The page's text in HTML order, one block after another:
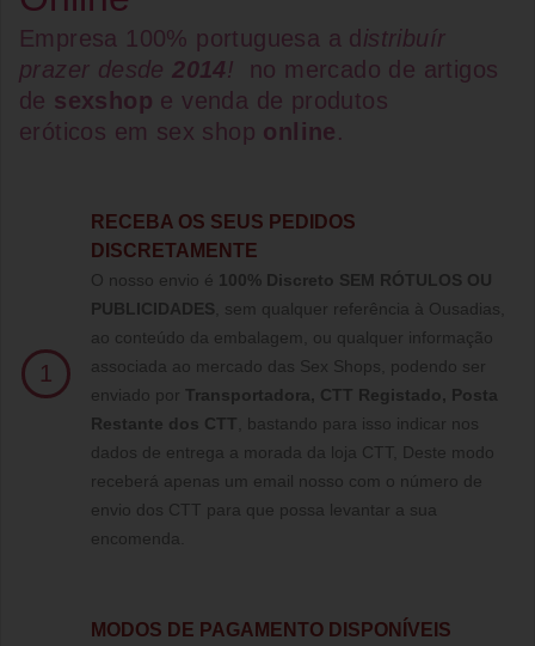
Empresa 100% portuguesa a d istribuír
prazer desde2014!
no mercado de artigos
de sexshop e venda de produtos
eróticos em sex shop online.
1
RECEBA OS SEUS PEDIDOS
DISCRETAMENTE
O nosso envio é 100% Discreto SEM RÓTULOS OU
PUBLICIDADES , sem qualquer referência à Ousadias,
ao conteúdo da embalagem, ou qualquer informação
associada ao mercado das Sex Shops, podendo ser
enviado por Transportadora, CTT Registado, Posta
Restante dos CTT , bastando para isso indicar nos
dados de entrega a morada da loja CTT, Deste modo
receberá apenas um email nosso com o número de
envio dos CTT para que possa levantar a sua
encomenda.
MODOS DE PAGAMENTO DISPONÍVEIS